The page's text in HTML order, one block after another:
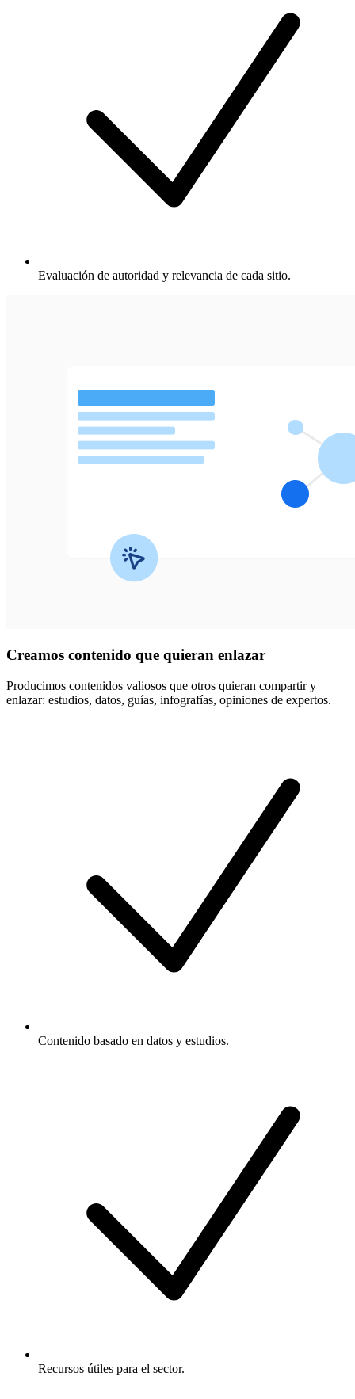
Evaluación de autoridad y relevancia de cada sitio.
Creamos contenido que quieran enlazar
Producimos contenidos valiosos que otros quieran compartir y
enlazar: estudios, datos, guías, infografías, opiniones de expertos.
Contenido basado en datos y estudios.
Recursos útiles para el sector.